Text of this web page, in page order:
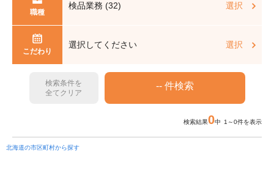
職種
検品業務 (32) 選択
こだわり
選択してください 選択
検索条件を
全てクリア
検索結果0中 1～0件を表示
北海道の市区町村から探す